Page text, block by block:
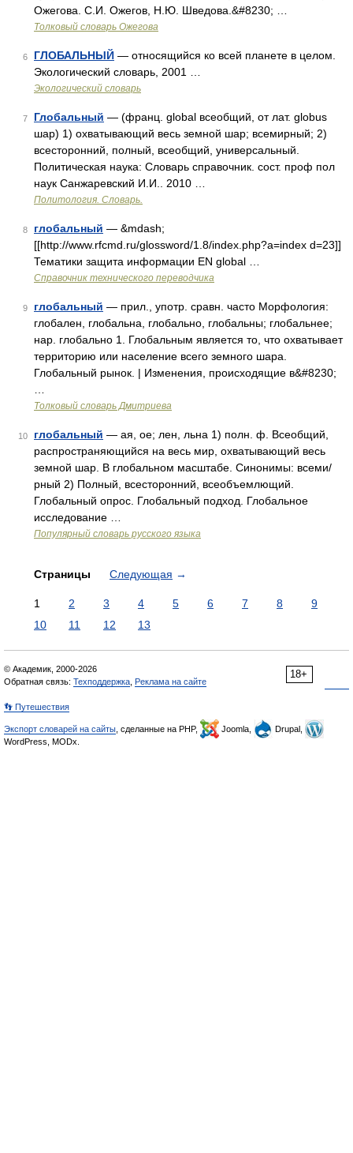
Ожегова. С.И. Ожегов, Н.Ю. Шведова.&#8230; …
Толковый словарь Ожегова
6 ГЛОБАЛЬНЫЙ — относящийся ко всей планете в целом.
Экологический словарь, 2001 …
Экологический словарь
7 Глобальный — (франц. global всеобщий, от лат. globus
шар) 1) охватывающий весь земной шар; всемирный; 2)
всесторонний, полный, всеобщий, универсальный.
Политическая наука: Словарь справочник. сост. проф пол
наук Санжаревский И.И.. 2010 …
Политология. Словарь.
8 глобальный — &mdash;
[[http://www.rfcmd.ru/glossword/1.8/index.php?a=index d=23]]
Тематики защита информации EN global …
Справочник технического переводчика
9 глобальный — прил., употр. сравн. часто Морфология:
глобален, глобальна, глобально, глобальны; глобальнее;
нар. глобально 1. Глобальным является то, что охватывает
территорию или население всего земного шара.
Глобальный рынок. | Изменения, происходящие в&#8230;
Толковый словарь Дмитриева
10 глобальный — ая, ое; лен, льна 1) полн. ф. Всеобщий,
распространяющийся на весь мир, охватывающий весь
земной шар. В глобальном масштабе. Синонимы: всеми/
рный 2) Полный, всесторонний, всеобъемлющий.
Глобальный опрос. Глобальный подход. Глобальное
исследование …
Популярный словарь русского языка
Страницы Следующая →
1 2 3 4 5 6 7 8
9
10
11 12 13
18+
© Академик, 2000-2026
Обратная связь: Техподдержка Реклама на сайте
👣 Путешествия
Экспорт словарей на сайты , сделанные на PHP, Joomla,
Drupal,
WordPress, MODx.